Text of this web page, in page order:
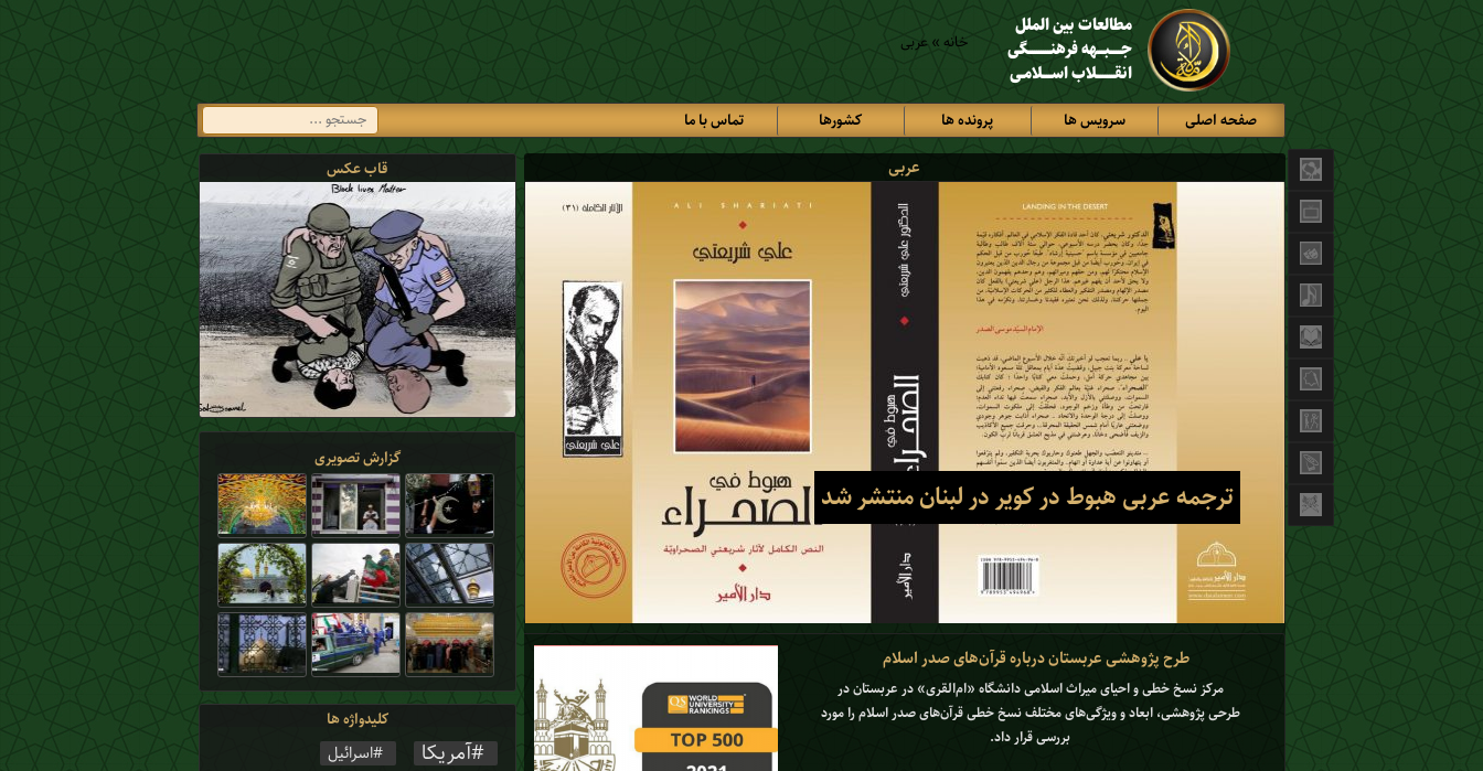
مطالعات بین الملل
جـــــبـــهه فرهنــــــــــگی
انقــــــــلاب اســــلامـی
خانه»عربی
صفحه اصلی سرویس ها پرونده ها کشورها تماس با ما
عربی
ترجمه عربی هبوط در کویر در لبنان منتشر شد
طرح پژوهشی عربستان درباره قرآن‌های صدر اسلام
مرکز نسخ خطی و احیای میراث اسلامی دانشگاه «ام‌القری» در عربستان در
طرحی پژوهشی، ابعاد و ویژگی‌های مختلف نسخ خطی قرآن‌های صدر اسلام را مورد
بررسی قرار داد.
قاب عکس
گزارش تصویری
کلیدواژه ها
آمریکا اسرائیل